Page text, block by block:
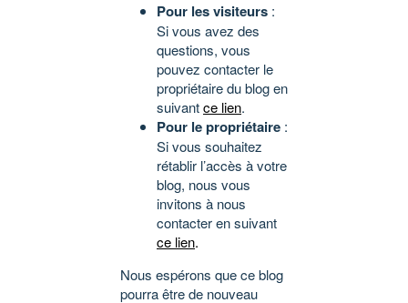
Pour les visiteurs :
Si vous avez des
questions, vous
pouvez contacter le
propriétaire du blog en
suivantce lien.
Pour le propriétaire :
Si vous souhaitez
rétablir l’accès à votre
blog, nous vous
invitons à nous
contacter en suivant
ce lien.
Nous espérons que ce blog
pourra être de nouveau